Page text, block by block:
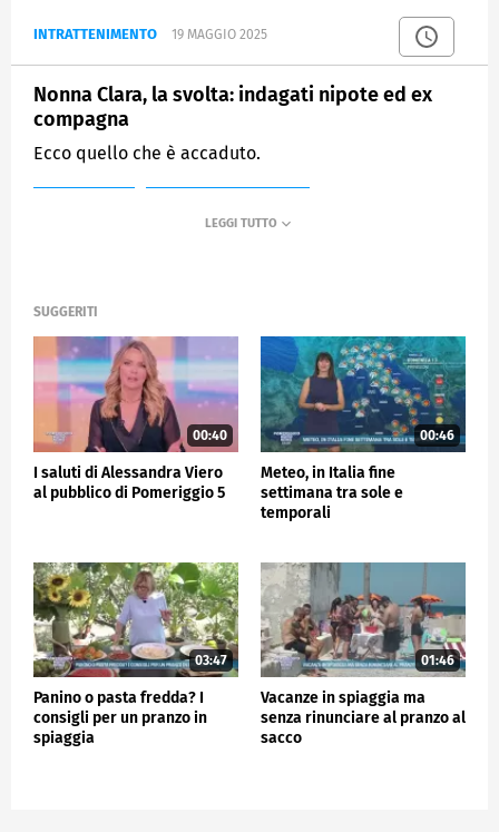
INTRATTENIMENTO 19 MAGGIO 2025
Nonna Clara, la svolta: indagati nipote ed ex
compagna
Ecco quello che è accaduto.
SUGGERITI
00:40
I saluti di Alessandra Viero
al pubblico di Pomeriggio 5
00:46
Meteo, in Italia fine
settimana tra sole e
temporali
03:47
Panino o pasta fredda? I
consigli per un pranzo in
spiaggia
01:46
Vacanze in spiaggia ma
senza rinunciare al pranzo al
sacco